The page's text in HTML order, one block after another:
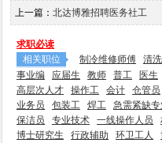
上一篇： 北达博雅招聘医务社工
求职必读
相关职位
制冷维修师傅 清
事业编
应届生 教师 普工 医生
高层次人才
操作工 会计 仓管员
业务员
包装工 焊工 急需紧缺
保洁员
专业技术 一线操作人员
博士研究生
行政辅助 环卫工人